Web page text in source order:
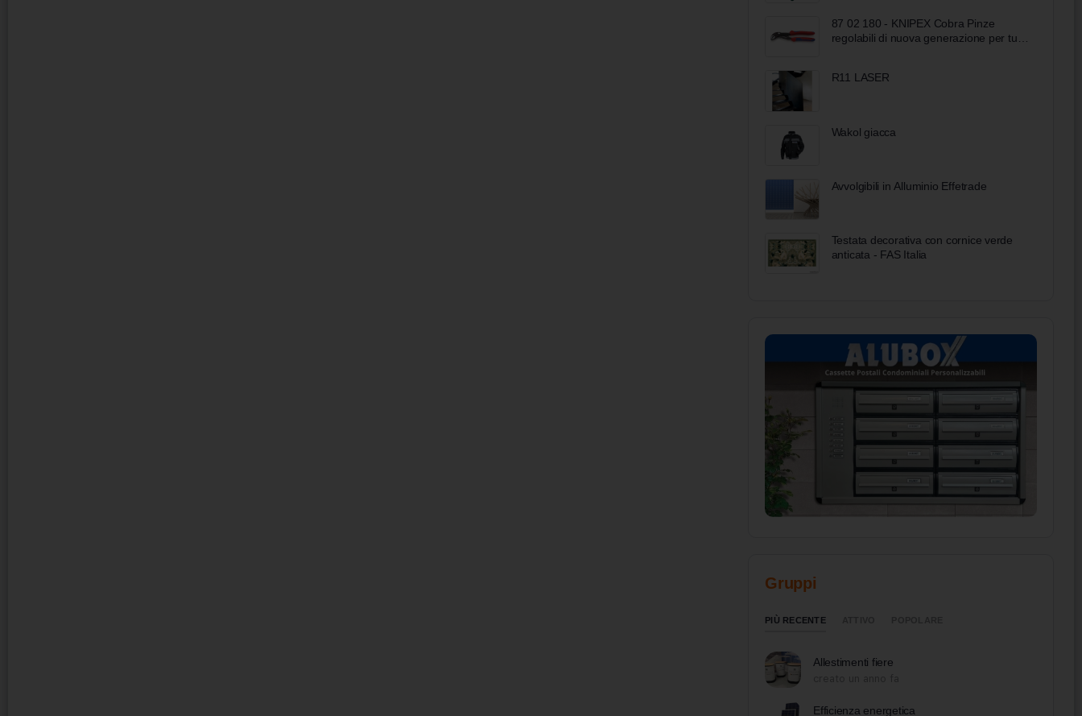
87 02 180 - KNIPEX Cobra Pinze
regolabili di nuova generazione per tubi
R11 LASER
Wakol giacca
Avvolgibili in Alluminio Effetrade
Testata decorativa con cornice verde
anticata - FAS Italia
Gruppi
PIÙ RECENTE
Allestimenti fiere
Efficienza energetica